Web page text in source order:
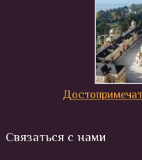
Связаться с нами